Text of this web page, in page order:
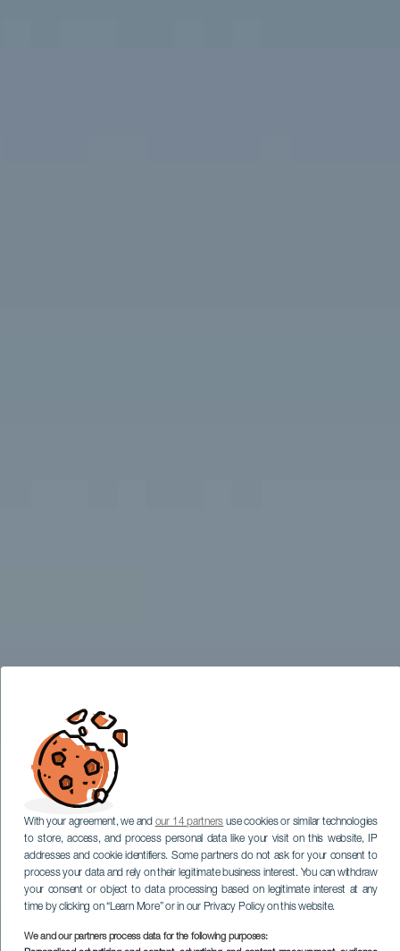
With your agreement, we and our 14 partners use cookies or similar technologies
to store, access, and process personal data like your visit on this website, IP
addresses and cookie identifiers. Some partners do not ask for your consent to
process your data and rely on their legitimate business interest. You can withdraw
your consent or object to data processing based on legitimate interest at any
time by clicking on “Learn More” or in our Privacy Policy on this website.
We and our partners process data for the following purposes: